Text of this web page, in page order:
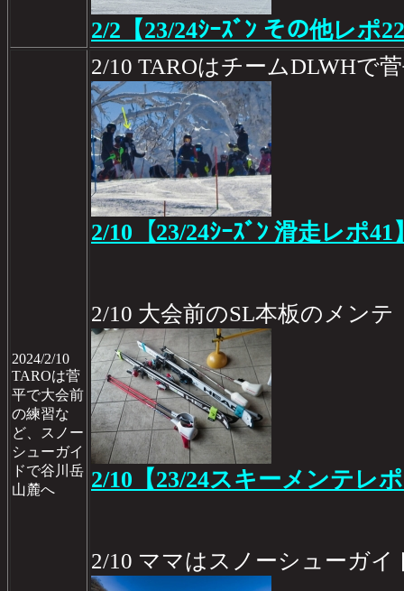
2/2【23/24ｼｰｽﾞﾝ その他レポ
2024/2/10
TAROは菅
平で大会前
の練習な
ど、スノー
シューガイ
ドで谷川岳
山麓へ
2/10 TAROはチームDLWHで
2/10【23/24ｼｰｽﾞﾝ 滑走レポ41
2/10 大会前のSL本板のメンテ
2/10【23/24スキーメンテレ
2/10 ママはスノーシューガイ